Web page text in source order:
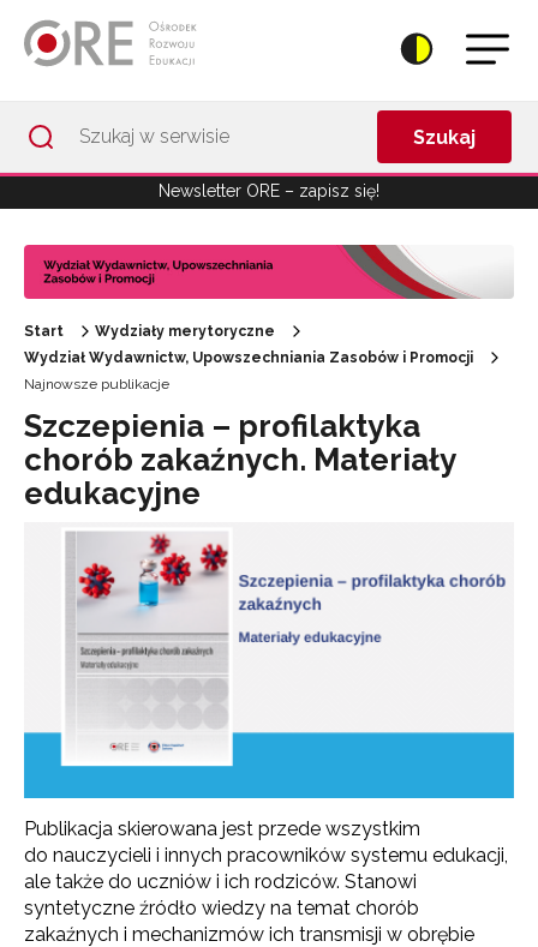
Szukaj
Newsletter ORE – zapisz się!
Start
Wydziały merytoryczne
Wydział Wydawnictw, Upowszechniania Zasobów i Promocji
Najnowsze publikacje
Szczepienia – profilaktyka
chorób zakaźnych. Materiały
edukacyjne
Publikacja skierowana jest przede wszystkim
do nauczycieli i innych pracowników systemu edukacji,
ale także do uczniów i ich rodziców. Stanowi
syntetyczne źródło wiedzy na temat chorób
zakaźnych i mechanizmów ich transmisji w obrębie